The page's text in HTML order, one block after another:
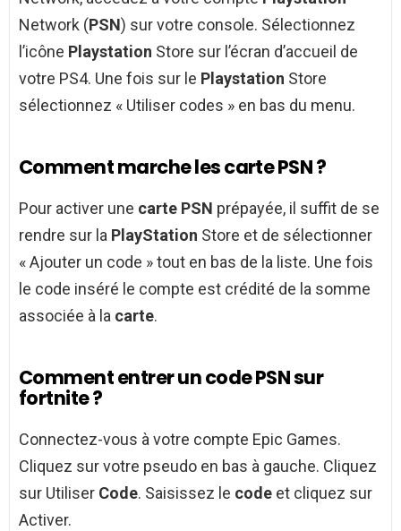
Network (PSN) sur votre console. Sélectionnez
l’icône Playstation Store sur l’écran d’accueil de
votre PS4. Une fois sur le Playstation Store
sélectionnez « Utiliser codes » en bas du menu.
Comment marche les carte PSN ?
Pour activer une carte PSN prépayée, il suffit de se
rendre sur la PlayStation Store et de sélectionner
« Ajouter un code » tout en bas de la liste. Une fois
le code inséré le compte est crédité de la somme
associée à la carte.
Comment entrer un code PSN sur
fortnite ?
Connectez-vous à votre compte Epic Games.
Cliquez sur votre pseudo en bas à gauche. Cliquez
sur Utiliser Code. Saisissez le code et cliquez sur
Activer.